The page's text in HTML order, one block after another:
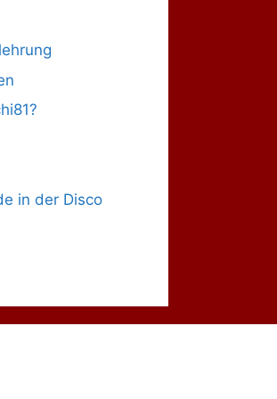
in der Disco